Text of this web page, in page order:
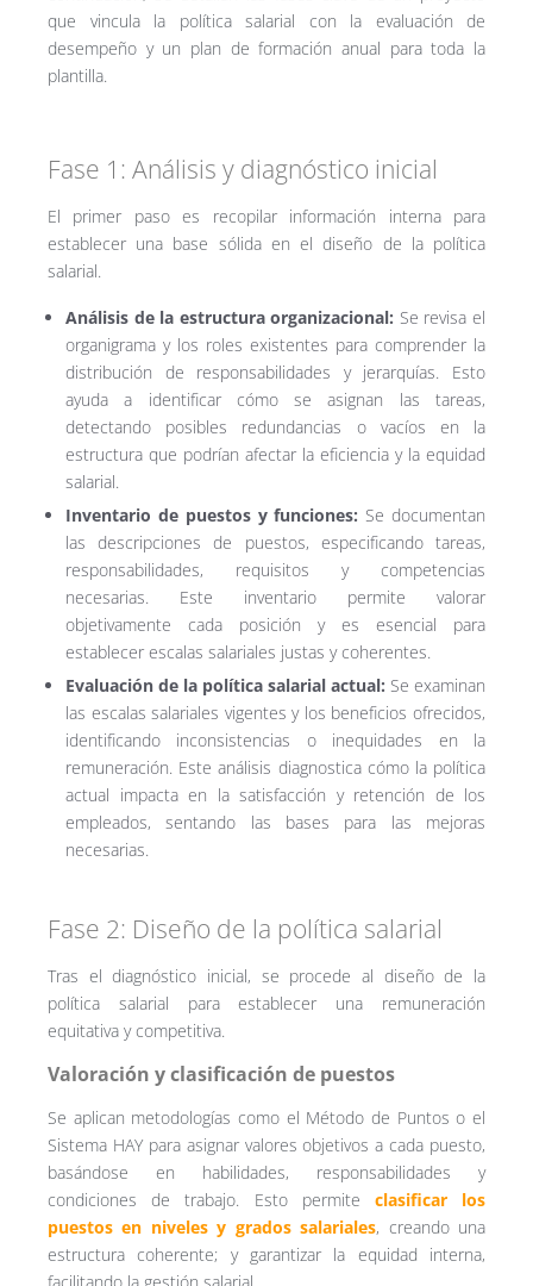
que vincula la política salarial con la evaluación de
desempeño y un plan de formación anual para toda la
plantilla.
Fase 1: Análisis y diagnóstico inicial
El primer paso es recopilar información interna para
establecer una base sólida en el diseño de la política
salarial.
Análisis de la estructura organizacional: Se revisa el
organigrama y los roles existentes para comprender la
distribución de responsabilidades y jerarquías. Esto
ayuda a identificar cómo se asignan las tareas,
detectando posibles redundancias o vacíos en la
estructura que podrían afectar la eficiencia y la equidad
salarial.
Inventario de puestos y funciones: Se documentan
las descripciones de puestos, especificando tareas,
responsabilidades, requisitos y competencias
necesarias. Este inventario permite valorar
objetivamente cada posición y es esencial para
establecer escalas salariales justas y coherentes.
Evaluación de la política salarial actual: Se examinan
las escalas salariales vigentes y los beneficios ofrecidos,
identificando inconsistencias o inequidades en la
remuneración. Este análisis diagnostica cómo la política
actual impacta en la satisfacción y retención de los
empleados, sentando las bases para las mejoras
necesarias.
Fase 2: Diseño de la política salarial
Tras el diagnóstico inicial, se procede al diseño de la
política salarial para establecer una remuneración
equitativa y competitiva.
Valoración y clasificación de puestos
Se aplican metodologías como el Método de Puntos o el
Sistema HAY para asignar valores objetivos a cada puesto,
basándose en habilidades, responsabilidades y
condiciones de trabajo. Esto permite clasificar los
puestos en niveles y grados salariales, creando una
estructura coherente; y garantizar la equidad interna,